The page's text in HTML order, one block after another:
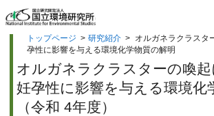
トップページ > 研究紹介 > オルガネラクラスタ
孕性に影響を与える環境化学物質の解明
オルガネラクラスターの喚
妊孕性に影響を与える環境化
（令和 4年度）